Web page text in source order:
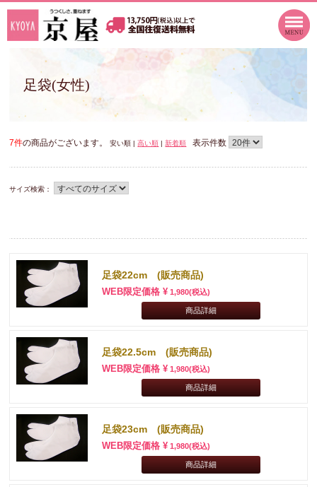
足袋(女性)
7件の商品がございます。安い順 |高い順 |新着順 表示件数
サイズ検索：
足袋22cm (販売商品)
WEB限定価格 ¥ 1,980(税込)
商品詳細
足袋22.5cm (販売商品)
WEB限定価格 ¥ 1,980(税込)
商品詳細
足袋23cm (販売商品)
WEB限定価格 ¥ 1,980(税込)
商品詳細